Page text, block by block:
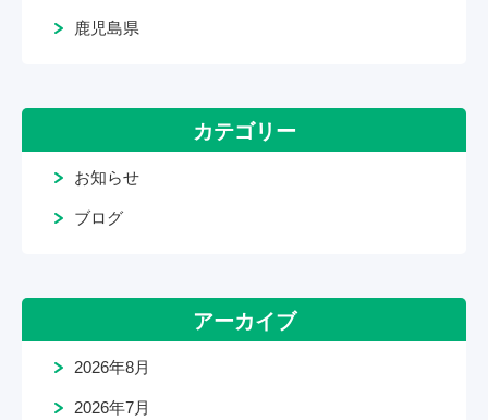
鹿児島県
カテゴリー
お知らせ
ブログ
アーカイブ
2026年8月
2026年7月